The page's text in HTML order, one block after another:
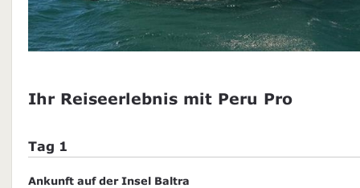
Ihr Reiseerlebnis mit Peru Pro
Tag 1
Ankunft auf der Insel Baltra